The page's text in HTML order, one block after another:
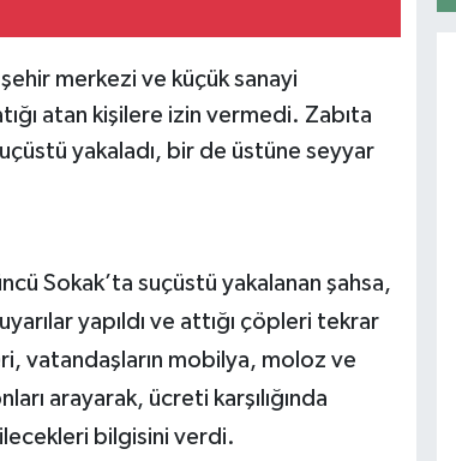
merkezi ve küçük sanayi
atan kişilere izin vermedi. Zabıta
yakaladı, bir de üstüne seyyar
Sokak’ta suçüstü yakalanan şahsa,
yapıldı ve attığı çöpleri tekrar
vatandaşların mobilya, moloz ve
arayarak, ücreti karşılığında
bilgisini verdi.